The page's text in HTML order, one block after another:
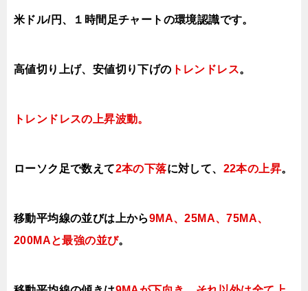
米ドル/円、１時間足チャートの環境認識です。
高値切り上げ、安値切り下げの トレンドレス。
トレンドレスの上昇波動。
ローソク足で数えて2本の下落に対して、 22本の上昇。
移動平均線の並びは上から9MA、25MA、75MA、
200MAと最強の並び。